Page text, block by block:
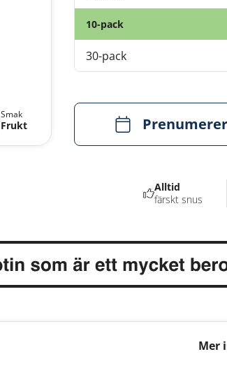
Smak
Frukt
10-pack
30-pack
Mer
Alltid
färskt snus